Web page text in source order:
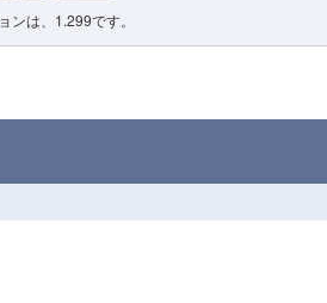
ンは、1.299です。